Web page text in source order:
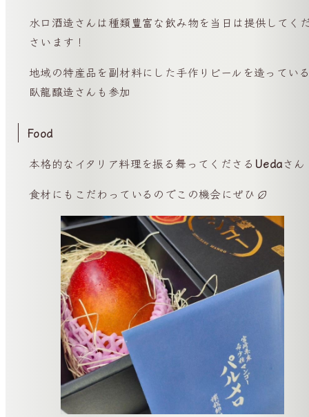
水口酒造さんは種類豊富な飲み物を当日は提供してく
さいます！
地域の特産品を副材料にした手作りビールを造ってい
臥龍醸造さんも参加
Food
本格的なイタリア料理を振る舞ってくださる Uedaさん
食材にもこだわっているのでこの機会にぜひ